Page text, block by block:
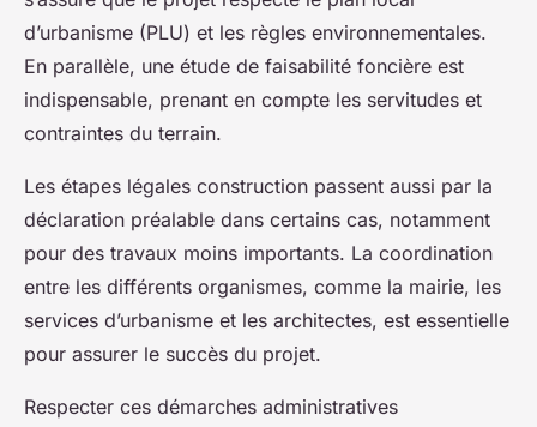
d’urbanisme (PLU) et les règles environnementales.
En parallèle, une étude de faisabilité foncière est
indispensable, prenant en compte les servitudes et
contraintes du terrain.
Les étapes légales construction passent aussi par la
déclaration préalable dans certains cas, notamment
pour des travaux moins importants. La coordination
entre les différents organismes, comme la mairie, les
services d’urbanisme et les architectes, est essentielle
pour assurer le succès du projet.
Respecter ces démarches administratives